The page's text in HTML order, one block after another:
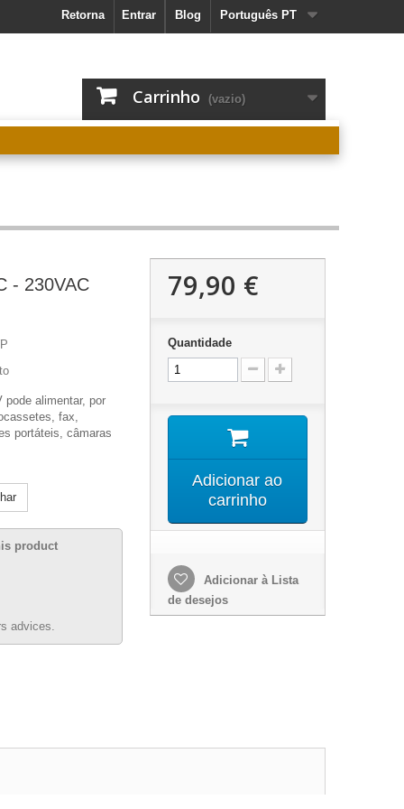
Português PT
Blog
Entrar
Retorna
Carrinho (vazio)
- 230VAC
pode alimentar, por
fax,
portáteis, câmaras
product
advices.
79,90 €
Quantidade
Adicionar ao
carrinho
Adicionar à Lista
de desejos